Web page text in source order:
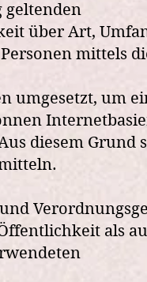
geltenden
über Art,
mittels
umgesetzt, um
diesem Grund
als